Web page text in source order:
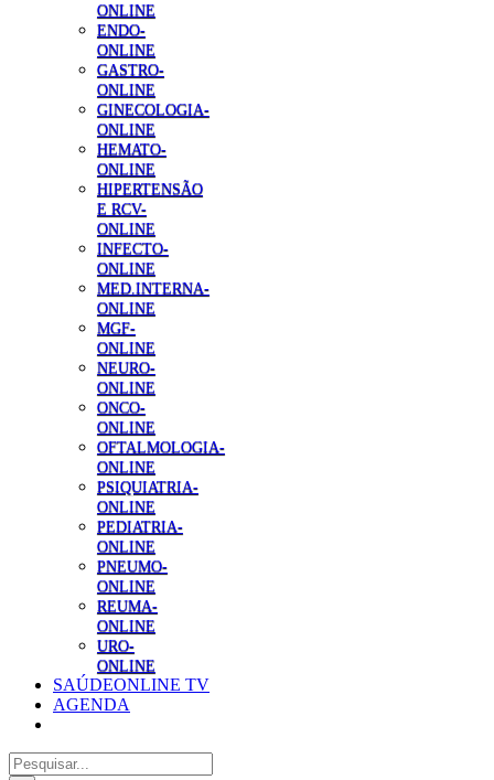
ONLINE
ENDO-
ONLINE
GASTRO-
ONLINE
GINECOLOGIA-
ONLINE
HEMATO-
ONLINE
HIPERTENSÃO
E RCV-
ONLINE
INFECTO-
ONLINE
MED.INTERNA-
ONLINE
MGF-
ONLINE
NEURO-
ONLINE
ONCO-
ONLINE
OFTALMOLOGIA-
ONLINE
PSIQUIATRIA-
ONLINE
PEDIATRIA-
ONLINE
PNEUMO-
ONLINE
REUMA-
ONLINE
URO-
ONLINE
SAÚDEONLINE TV
AGENDA
Pesquisar